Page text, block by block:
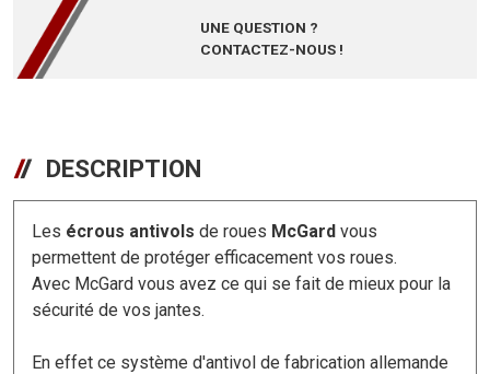
UNE QUESTION ?
CONTACTEZ-NOUS !
DESCRIPTION
Les écrous antivols de roues McGard vous
permettent de protéger efficacement vos roues.
Avec McGard vous avez ce qui se fait de mieux pour la
sécurité de vos jantes.
En effet ce système d'antivol de fabrication allemande